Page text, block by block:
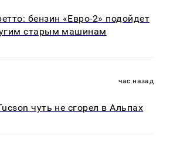
бензин «Евро-2» подойдет
старым машинам
час назад
чуть не сгорел в Альпах